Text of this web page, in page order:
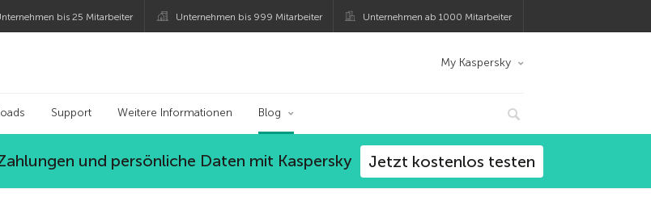
bis 25 Mitarbeiter Unternehmen bis 999 Mitarbeiter Unternehmen ab 1000 Mitarbeiter
My Kaspersky
Support Weitere Informationen Blog
und persönliche Daten mit Kaspersky Jetzt kostenlos testen